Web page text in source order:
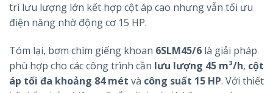
trì lưu lượng lớn kết hợp cột áp cao nhưng vẫn tối ưu
điện năng nhờ động cơ 15 HP.
Tóm lại, bơm chìm giếng khoan 6SLM45/6 là giải pháp
phù hợp cho các công trình cần lưu lượng 45 m³/h, cột
áp tối đa khoảng 84 mét và công suất 15 HP. Với thiết